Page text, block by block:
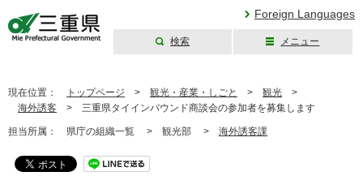
Foreign Languages
検索 メニュー
現在位置： トップページ > 観光・産業・しごと > 観光 >
海外誘客 > 三重県タイインバウンド商談会の参加者を募集します
担当所属： 県庁の組織一覧 > 観光部 > 海外誘客課